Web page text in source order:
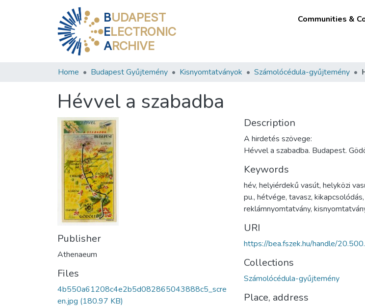
BUDAPEST
ELECTRONIC
ARCHIVE
Communities &
Home Budapest Gyűjtemény Kisnyomtatványok Számolócédula-gyűjtemény
Hévvel a szabadba
Publisher
Athenaeum
Files
4b550a61208c4e2b5d082865043888c5_scre
en.jpg (180.97 KB)
Description
A hirdetés szövege:
Hévvel a szabadba. Budapest.
Keywords
hév, helyiérdekű vasút, helyközi
pu., hétvége, tavasz, kikapcsolódás,
reklámnyomtatvány,
URI
https://bea.fszek.hu/handle/
Collections
Számolócédula-gyűjtemény
Place, address